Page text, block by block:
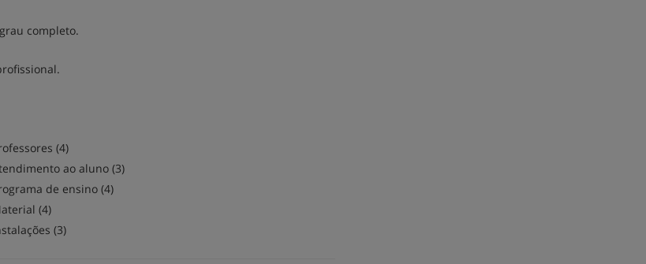
completo.
(4)
ao aluno (3)
de ensino (4)
(4)
(3)